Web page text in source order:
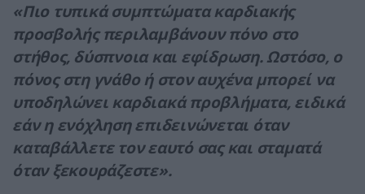
«Πιο τυπικά συμπτώματα καρδιακής
προσβολής περιλαμβάνουν πόνο στο
στήθος, δύσπνοια και εφίδρωση. Ωστόσο, ο
πόνος στη γνάθο ή στον αυχένα μπορεί να
υποδηλώνει καρδιακά προβλήματα, ειδικά
εάν η ενόχληση επιδεινώνεται όταν
καταβάλλετε τον εαυτό σας και σταματά
όταν ξεκουράζεστε».